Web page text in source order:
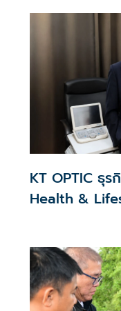
KT OPTIC ธุร
Health &